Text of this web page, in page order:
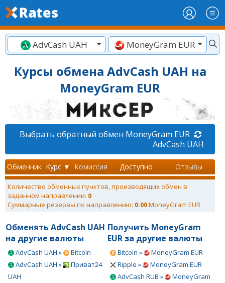
AdvCash UAH MoneyGram EUR
Курсы обмена AdvCash UAH на
MoneyGram EUR
Выбрать обратный обмен MoneyGram EUR
AdvCash UAH
Обменник Курс ▼ Комиссия Доступно Отзывы
Количество обменных пунктов, производящих обмен в
заданном направлении: 0
Суммарные резервы по направлению: 0.00MoneyGram EUR
Обменять AdvCash UAH
на другие валюты
AdvCash UAH »
Bitcoin
AdvCash UAH »
Приват24
UAH
Получить MoneyGram
EUR за другие валюты
Bitcoin »
MoneyGram EUR
Ripple »
MoneyGram EUR
AdvCash RUB »
MoneyGram